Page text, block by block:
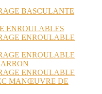
BASCULANTE
ENROULABLES
ENROULABLE
ENROULABLE
ENROULABLE
MANŒUVRE DE